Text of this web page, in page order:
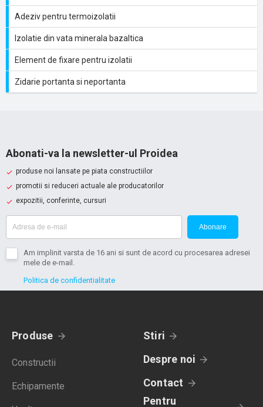
Adeziv pentru termoizolatii
Izolatie din vata minerala bazaltica
Element de fixare pentru izolatii
Zidarie portanta si neportanta
Abonati-va la newsletter-ul Proidea
produse noi lansate pe piata constructiilor
promotii si reduceri actuale ale producatorilor
expozitii, conferinte, cursuri
Abonare
Am implinit varsta de 16 ani si sunt de acord cu procesarea adresei
mele de e-mail.
Politica de confidentialitate
Produse
Constructii
Echipamente
Stiri
Despre noi
Contact
Pentru